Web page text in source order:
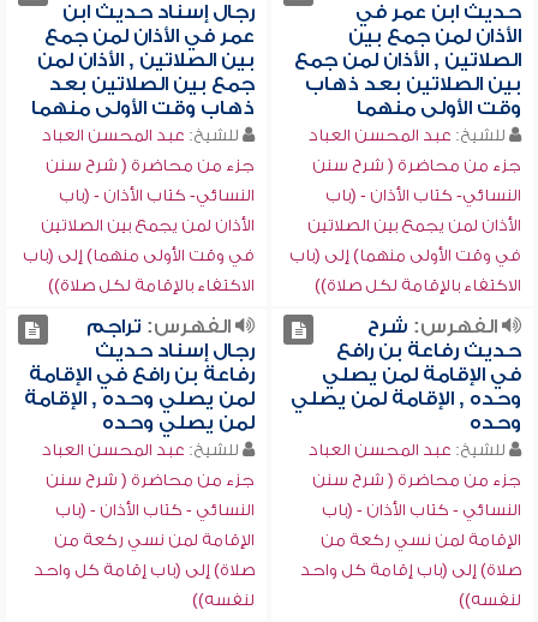
حديث ابن عمر في
الأذان لمن جمع بين
الصلاتين , الأذان لمن جمع
بين الصلاتين بعد ذهاب
وقت الأولى منهما
للشيخ: عبد المحسن العباد
جزء من محاضرة ( شرح سنن
النسائي- كتاب الأذان - (باب
الأذان لمن يجمع بين الصلاتين
في وقت الأولى منهما) إلى (باب
الاكتفاء بالإقامة لكل صلاة))
رجال إسناد حديث ابن
عمر في الأذان لمن جمع
بين الصلاتين , الأذان لمن
جمع بين الصلاتين بعد
ذهاب وقت الأولى منهما
للشيخ: عبد المحسن العباد
جزء من محاضرة ( شرح سنن
النسائي- كتاب الأذان - (باب
الأذان لمن يجمع بين الصلاتين
في وقت الأولى منهما) إلى (باب
الاكتفاء بالإقامة لكل صلاة))
الفهرس: شرح
حديث رفاعة بن رافع
في الإقامة لمن يصلي
وحده , الإقامة لمن يصلي
وحده
للشيخ: عبد المحسن العباد
جزء من محاضرة ( شرح سنن
النسائي - كتاب الأذان - (باب
الإقامة لمن نسي ركعة من
صلاة) إلى (باب إقامة كل واحد
لنفسه))
الفهرس: تراجم
رجال إسناد حديث
رفاعة بن رافع في الإقامة
لمن يصلي وحده , الإقامة
لمن يصلي وحده
للشيخ: عبد المحسن العباد
جزء من محاضرة ( شرح سنن
النسائي - كتاب الأذان - (باب
الإقامة لمن نسي ركعة من
صلاة) إلى (باب إقامة كل واحد
لنفسه))